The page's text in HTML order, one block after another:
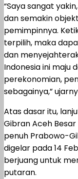
“Saya sangat
dan semakin
pemimpinnya.
terpilih, maka
dan
Indonesia ini maju
perekonomian,
sebagainya,”
Atas dasar itu,
Gibran Aceh
penuh Prabowo-
digelar pada 14
berjuang untuk
putaran.